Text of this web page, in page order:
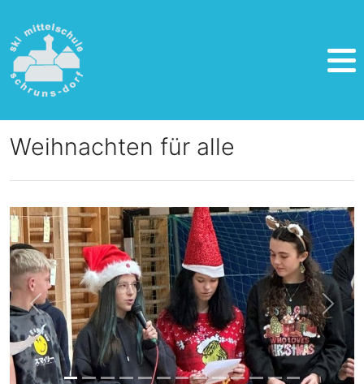
Weihnachten für alle
zurück